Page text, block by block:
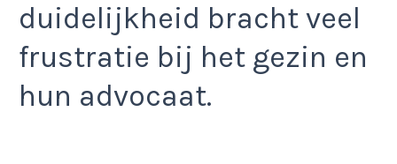
duidelijkheid bracht veel
frustratie bij het gezin en
hun advocaat.